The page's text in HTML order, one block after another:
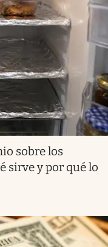
sobre los
sirve y por qué lo